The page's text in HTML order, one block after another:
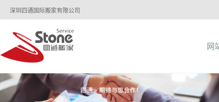
深圳四通国际搬家有限公司
网